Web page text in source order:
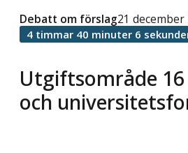
Utgiftsområde
och
Debatt om förslag21 december
4 timmar 40 minuter 6